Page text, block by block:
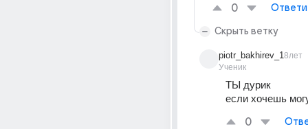
0
Скрыть ветку
piotr_bakhirev_1
Ученик
8лет
ТЫ дурик
если хочешь
0